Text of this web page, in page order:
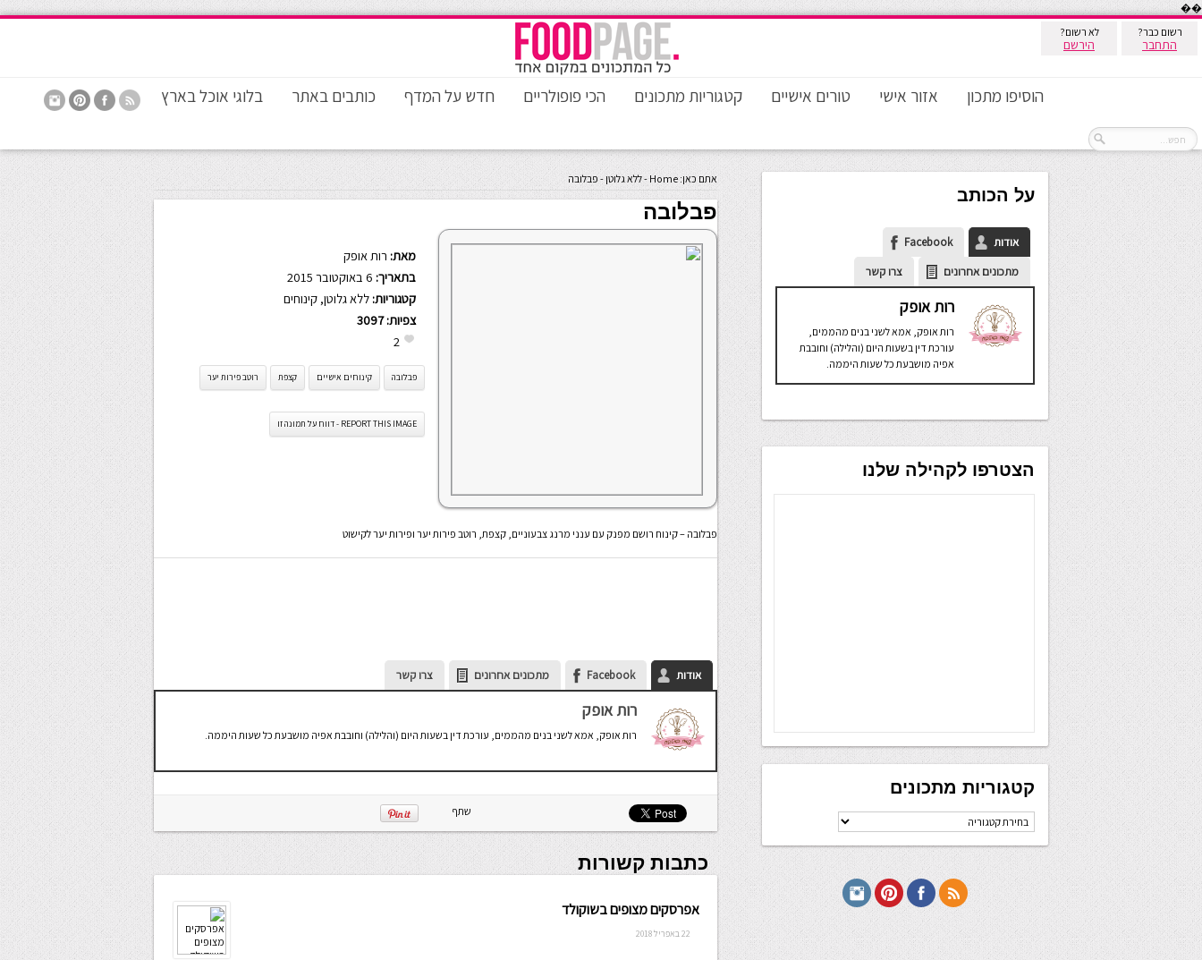
��
רשום כבר?
התחבר
לא רשום?
הירשם
הוסיפו מתכון אזור אישי טורים אישיים קטגוריות מתכונים הכי פופולריים חדש על המדף כותבים באתר בלוגי אוכל בארץ
אתם כאן: Home
-ללא גלוטן - פבלובה
פבלובה
מאת: רות אופק
בתאריך:
קטגוריות: ללא גלוטן, קינוחים
צפיות:3097
2
פבלובה קינוחים אישיים קצפת רוטב פירות יער
REPORT THIS IMAGE - דווח על תמונה זו
פבלובה – קינוח רושם מפנק עם ענני מרנג צבעוניים, קצפת, רוטב פירות יער ופירות יער לקישוט
אודות Facebook מתכונים אחרונים צרו קשר
רות אופק
רות אופק, אמא לשני בנים מהממים, עורכת דין בשעות היום (והלילה) וחובבת אפיה מושבעת כל שעות היממה.
שתף
כתבות קשורות
אפרסקים מצופים בשוקולד
22 באפריל 2018
על הכותב
אודות
Facebook
מתכונים אחרונים
צרו קשר
רות אופק
רות אופק, אמא לשני בנים מהממים,
עורכת דין בשעות היום (והלילה) וחובבת
אפיה מושבעת כל שעות היממה.
הצטרפו לקהילה שלנו
קטגוריות מתכונים
קטגוריות
מתכונים